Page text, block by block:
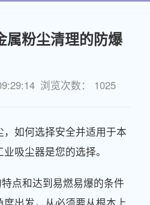
属粉尘清理的防爆
浏览次数： 1025
如何选择安全并适用于本
吸尘器是您的选择。
点和达到易燃易爆的条件